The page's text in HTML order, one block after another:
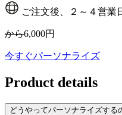
ご注文後、２～４営業
から6,000円
今すぐパーソナライズ
Product details
どうやってパーソナライズする